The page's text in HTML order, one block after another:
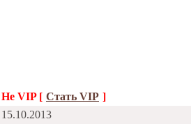
Не VIP [ Стать VIP ]
15.10.2013